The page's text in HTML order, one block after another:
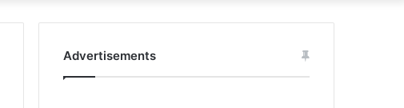
for
Article
Advertisements